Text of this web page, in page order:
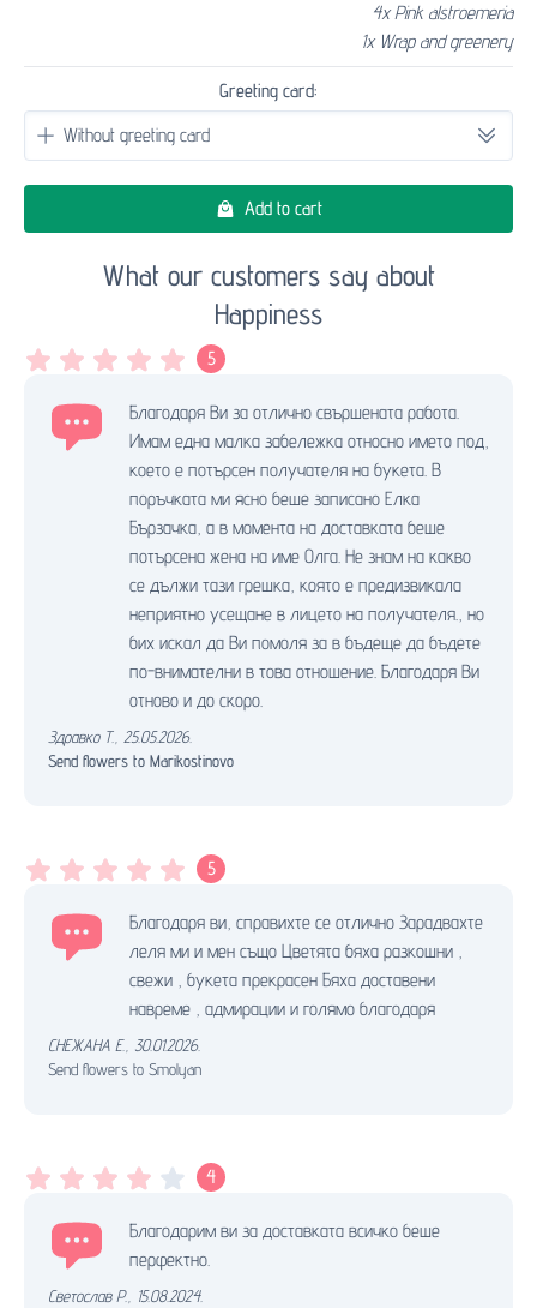
4x Pink alstroemeria
1x Wrap and greenery
Greeting card:
Add to cart
What our customers say about
Happiness
5
Благодаря Ви за отлично свършената работа.
Имам една малка забележка относно името под,
което е потърсен получателя на букета. В
поръчката ми ясно беше записано Елка
Бързачка, а в момента на доставката беше
потърсена жена на име Олга. Не знам на какво
се дължи тази грешка, която е предизвикала
неприятно усещане в лицето на получателя., но
бих искал да Ви помоля за в бъдеще да бъдете
по-внимателни в това отношение. Благодаря Ви
отново и до скоро.
Здравко Т. 25.05.2026.
Send flowers to Marikostinovo
5
Благодаря ви, справихте се отлично Зарадвахте
леля ми и мен също Цветята бяха разкошни ,
свежи , букета прекрасен Бяха доставени
навреме , адмирации и голямо благодаря
СНЕЖАНА Е. 30.01.2026.
Send flowers to Smolyan
4
Благодарим ви за доставката всичко беше
перфектно.
Светослав Р.
15.08.2024.